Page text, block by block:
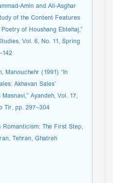
Amin and Ali-Asghar
of the Content Features
of Houshang Ebtehaj,”
Vol. 6, No. 11, Spring
Manouchehr (1991) “In
Akhavan Sales’
Ayandeh, Vol. 17,
Tir, pp. 297–304.
Romanticism: The First Step,
Tehran, Ghatreh.